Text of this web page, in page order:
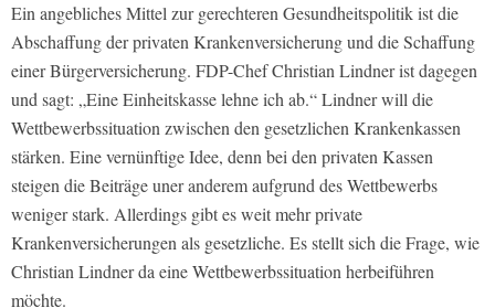
Ein angebliches Mittel zur gerechteren Gesundheitspolitik ist die
Abschaffung der privaten Krankenversicherung und die Schaffung
einer Bürgerversicherung. FDP-Chef Christian Lindner ist dagegen
und sagt: „Eine Einheitskasse lehne ich ab.“ Lindner will die
Wettbewerbssituation zwischen den gesetzlichen Krankenkassen
stärken. Eine vernünftige Idee, denn bei den privaten Kassen
steigen die Beiträge uner anderem aufgrund des Wettbewerbs
weniger stark. Allerdings gibt es weit mehr private
Krankenversicherungen als gesetzliche. Es stellt sich die Frage, wie
Christian Lindner da eine Wettbewerbssituation herbeiführen
möchte.